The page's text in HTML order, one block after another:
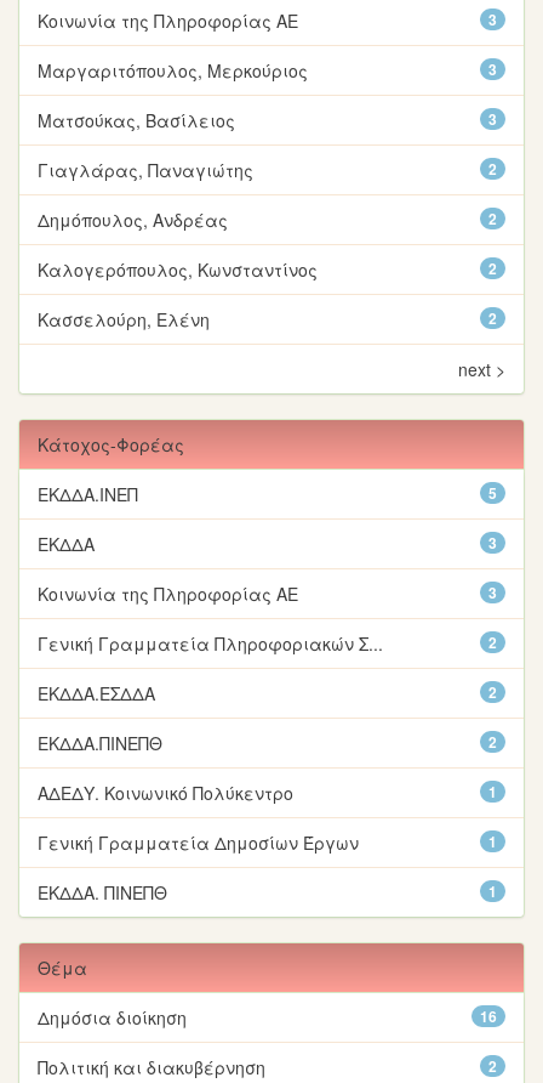
3
Κοινωνία της Πληροφορίας ΑΕ
3
Μαργαριτόπουλος, Μερκούριος
3
Ματσούκας, Βασίλειος
2
Γιαγλάρας, Παναγιώτης
2
Δημόπουλος, Ανδρέας
2
Καλογερόπουλος, Κωνσταντίνος
2
Κασσελούρη, Ελένη
next >
Κάτοχος-Φορέας
5
ΕΚΔΔΑ.ΙΝΕΠ
3
ΕΚΔΔΑ
3
Κοινωνία της Πληροφορίας ΑΕ
2
Γενική Γραμματεία Πληροφοριακών Σ...
2
ΕΚΔΔΑ.ΕΣΔΔΑ
2
ΕΚΔΔΑ.ΠΙΝΕΠΘ
1
ΑΔΕΔΥ. Κοινωνικό Πολύκεντρο
1
Γενική Γραμματεία Δημοσίων Έργων
1
ΕΚΔΔΑ. ΠΙΝΕΠΘ
Θέμα
16
Δημόσια διοίκηση
2
Πολιτική και διακυβέρνηση